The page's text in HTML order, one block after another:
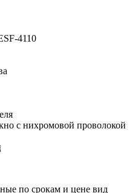
4110
с нихромовой проволокой
по срокам и цене вид